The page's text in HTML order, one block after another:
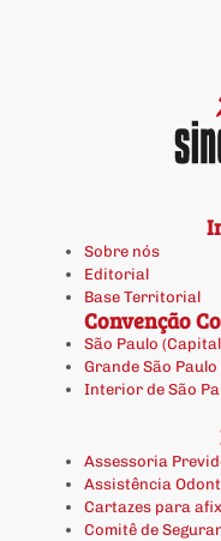
Sobre nós
Editorial
Base Territorial
Convenção
São Paulo
Grande São Paulo
Interior de São
Assessoria
Assistência
Cartazes para
Comitê de